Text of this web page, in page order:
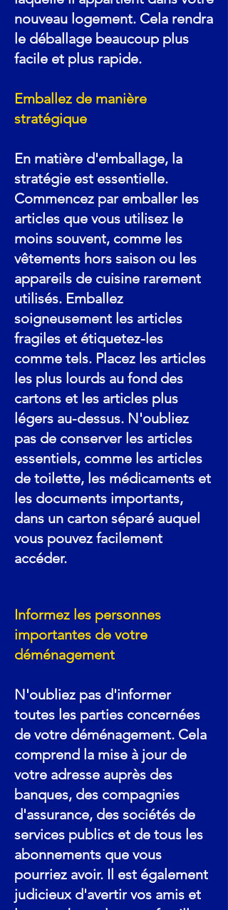
nouveau logement. Cela rendra
le déballage beaucoup plus
facile et plus rapide.
Emballez de manière
stratégique
En matière d'emballage, la
stratégie est essentielle.
Commencez par emballer les
articles que vous utilisez le
moins souvent, comme les
vêtements hors saison ou les
appareils de cuisine rarement
utilisés. Emballez
soigneusement les articles
fragiles et étiquetez-les
comme tels. Placez les articles
les plus lourds au fond des
cartons et les articles plus
légers au-dessus. N'oubliez
pas de conserver les articles
essentiels, comme les articles
de toilette, les médicaments et
les documents importants,
dans un carton séparé auquel
vous pouvez facilement
accéder.
Informez les personnes
importantes de votre
déménagement
N'oubliez pas d'informer
toutes les parties concernées
de votre déménagement. Cela
comprend la mise à jour de
votre adresse auprès des
banques, des compagnies
d'assurance, des sociétés de
services publics et de tous les
abonnements que vous
pourriez avoir. Il est également
judicieux d'avertir vos amis et